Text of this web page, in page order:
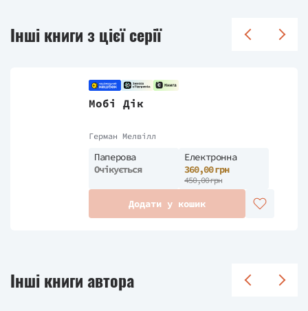
Інші книги з цієї серії
Мобі Дік
Герман Мелвілл
Паперова
Очікується
Електронна
360,00 грн
450,00 грн
Додати у кошик
Інші книги автора